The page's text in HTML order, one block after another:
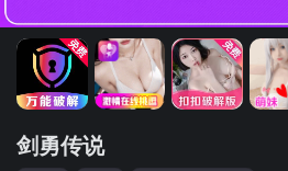
剑勇传说